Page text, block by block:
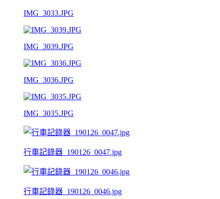
IMG_3033.JPG
IMG_3039.JPG
IMG_3036.JPG
IMG_3035.JPG
行車記錄器_190126_0047.jpg
行車記錄器_190126_0046.jpg